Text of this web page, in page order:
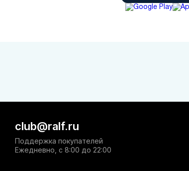
club@ralf.ru
Поддержка покупателей
Ежедневно, с 8:00 до 22:00